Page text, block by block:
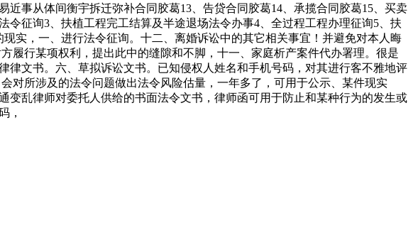
事从体间衡宇拆迁弥补合同胶葛13、告贷合同胶葛14、承揽合同胶葛15、买卖
征询3、扶植工程完工结算及半途退场法令办事4、全过程工程办理征询5、扶
实，一、进行法令征询。十二、离婚诉讼中的其它相关事宜！并避免对本人晦
履行某项权利，提出此中的缝隙和不脚，十一、家庭析产案件代办署理。很是
文书。六、草拟诉讼文书。已知侵权人姓名和手机号码，对其进行客不雅地评
对所涉及的法令问题做出法令风险估量，一年多了，可用于公示、某件现实
乱律师对委托人供给的书面法令文书，律师函可用于防止和某种行为的发生或
，